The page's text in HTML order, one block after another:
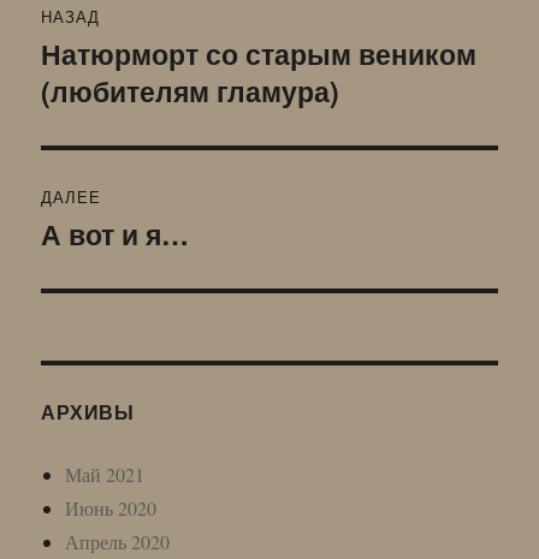
по
записям
НАЗАД
Предыдущая
запись:
Натюрморт со старым веником
(любителям гламура)
ДАЛЕЕ
Следующая
А вот и я…
АРХИВЫ
Май 2021
Июнь 2020
Апрель 2020